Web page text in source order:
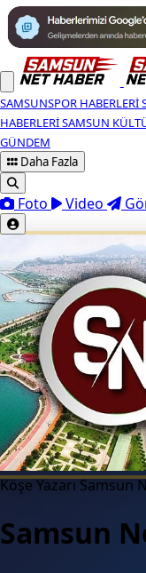
SAMSUNSPOR HABERLERI
HABERLERISAMSUN
GÜNDEM
Daha Fazla
Foto Video
Köşe YazarıSamsun
Samsun